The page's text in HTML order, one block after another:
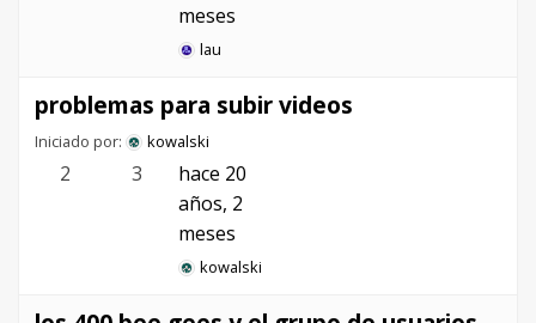
meses
lau
problemas para subir videos
Iniciado por: kowalski
2 3
hace 20
años, 2
meses
kowalski